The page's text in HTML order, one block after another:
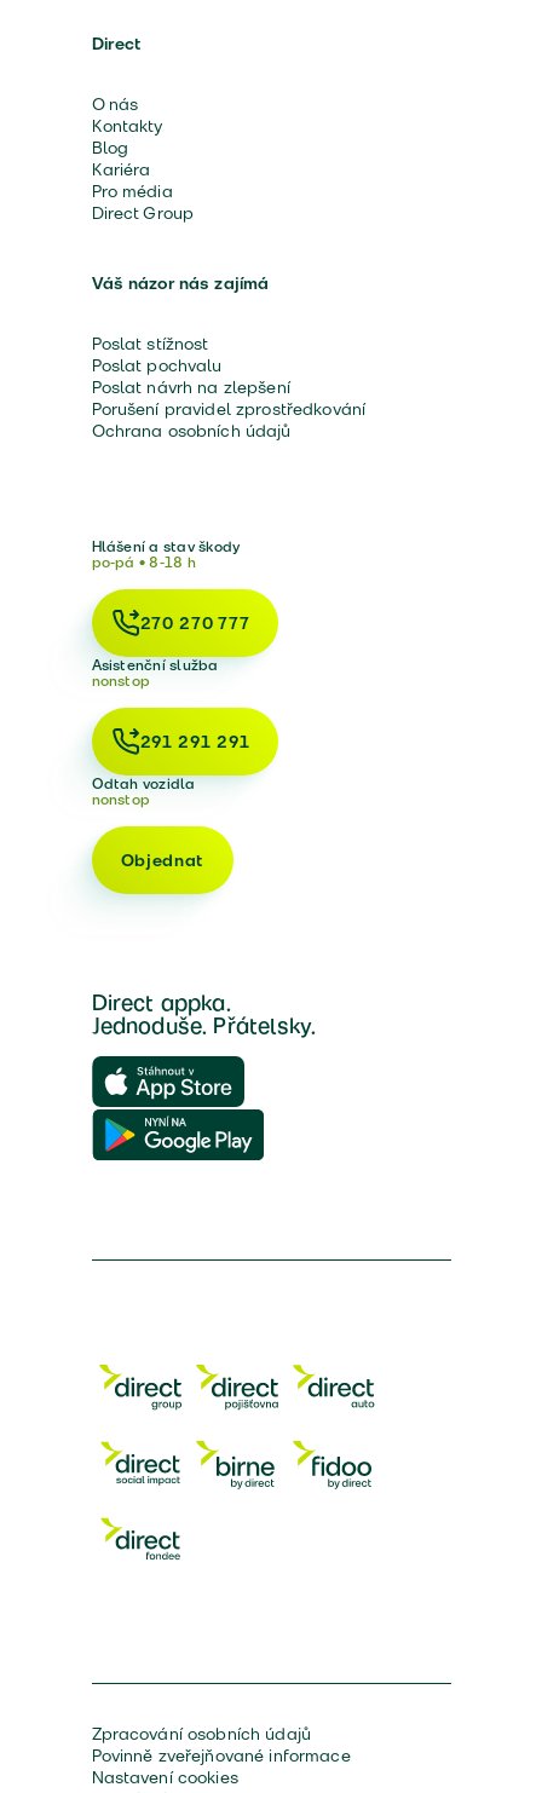
Direct
O nás
Kontakty
Blog
Kariéra
Pro média
Direct Group
Váš názor nás zajímá
Poslat stížnost
Poslat pochvalu
Poslat návrh na zlepšení
Porušení pravidel zprostředkování
Ochrana osobních údajů
Hlášení a stav škody
po-pá • 8-18 h
270 270 777
Asistenční služba
nonstop
291 291 291
Odtah vozidla
nonstop
Objednat
Direct appka.
Jednoduše. Přátelsky.
Zpracování osobních údajů
Povinně zveřejňované informace
Nastavení cookies